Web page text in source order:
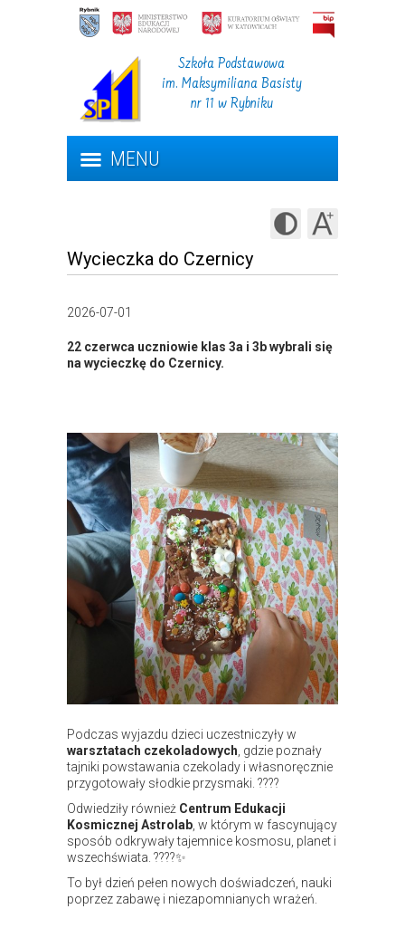
Szkoła Podstawowa
im. Maksymiliana Basisty
nr 11 w Rybniku
MENU
Wycieczka do Czernicy
2026-07-01
22 czerwca uczniowie klas 3a i 3bwybrali się
na wycieczkę do Czernicy.
Podczas wyjazdu dzieci uczestniczyły w
warsztatach czekoladowych , gdzie poznały
tajniki powstawania czekolady i własnoręcznie
przygotowały słodkie przysmaki. ????
Odwiedziły również Centrum Edukacji
Kosmicznej Astrolab , w którym w fascynujący
sposób odkrywały tajemnice kosmosu, planet i
wszechświata. ????✨
To był dzień pełen nowych doświadczeń, nauki
poprzez zabawę i niezapomnianych wrażeń.